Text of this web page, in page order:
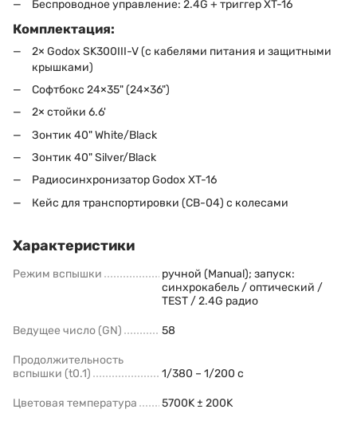
Беспроводное управление: 2.4G + триггер XT-16
Комплектация:
2× Godox SK300III-V (с кабелями питания и защитными
крышками)
Софтбокс 24×35" (24×36")
2× стойки 6.6'
Зонтик 40" White/Black
Зонтик 40" Silver/Black
Радиосинхронизатор Godox XT-16
Кейс для транспортировки (CB-04) с колесами
Характеристики
Режим вспышки
ручной (Manual); запуск:
синхрокабель / оптический /
TEST / 2.4G радио
Ведущее число (GN) 58
Продолжительность
вспышки (t0.1)
1/380 – 1/200 с
Цветовая температура 5700K ± 200K